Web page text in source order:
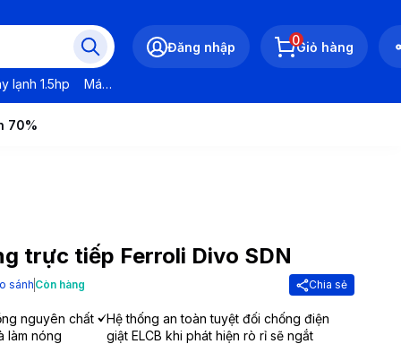
lạnh 1.5hp Máy lạnh LG
Đăng nhập 0Giỏ hàng
70%
trực tiếp Ferroli Divo SDN
sánh Còn hàng Chia sẻ
nguyên chất
làm nóng
Hệ thống an toàn tuyệt đối chống điện
giật ELCB khi phát hiện rò rỉ sẽ ngắt